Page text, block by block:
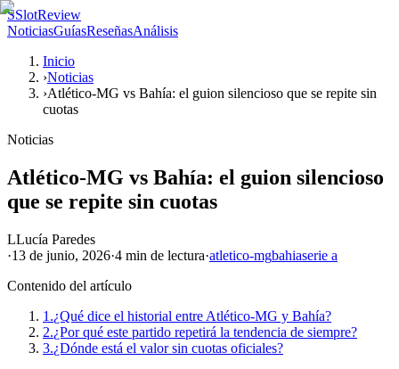
SSlotReview
NoticiasGuíasReseñasAnálisis
Inicio
›Noticias
›Atlético-MG vs Bahía: el guion silencioso que se repite sin
cuotas
Noticias
Atlético-MG vs Bahía: el guion silencioso
que se repite sin cuotas
LLucía Paredes
·13 de junio, 2026·4 min de lectura·atletico-mgbahiaserie a
Contenido del artículo
1.¿Qué dice el historial entre Atlético-MG y Bahía?
2.¿Por qué este partido repetirá la tendencia de siempre?
3.¿Dónde está el valor sin cuotas oficiales?